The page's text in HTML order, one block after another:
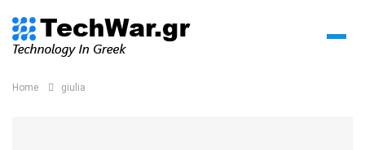
Home giulia